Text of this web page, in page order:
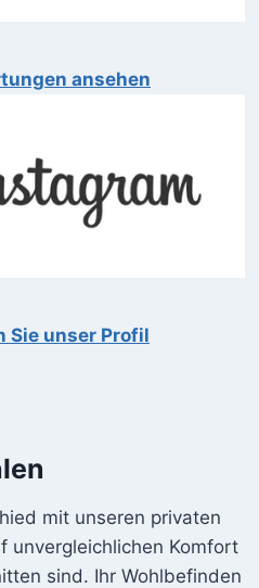
ansehen
Sie unser Profil
mit unseren privaten
unvergleichlichen Komfort
sind. Ihr Wohlbefinden